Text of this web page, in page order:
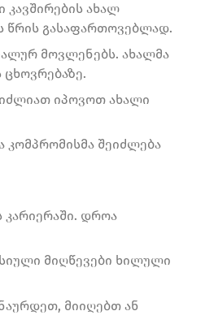
კავშირების ახალ
წრის გასაფართოვებლად.
მოვლენებს. ახალმა
იპოვოთ ახალი
კომპრომისმა შეიძლება
კარიერაში. დროა
მიღწევები ხილული
მიიღებთ ან